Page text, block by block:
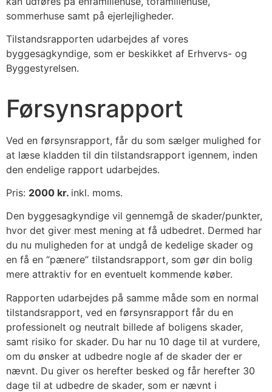
sommerhuse samt på ejerlejligheder.
Tilstandsrapporten udarbejdes af vores
byggesagkyndige, som er beskikket af Erhvervs- og
Byggestyrelsen.
Førsynsrapport
Ved en førsynsrapport, får du som sælger mulighed for
at læse kladden til din tilstandsrapport igennem, inden
den endelige rapport udarbejdes.
Pris: 2000 kr. inkl. moms.
Den byggesagkyndige vil gennemgå de skader/punkter,
hvor det giver mest mening at få udbedret. Dermed har
du nu muligheden for at undgå de kedelige skader og
en få en “pænere” tilstandsrapport, som gør din bolig
mere attraktiv for en eventuelt kommende køber.
Rapporten udarbejdes på samme måde som en normal
tilstandsrapport, ved en førsynsrapport får du en
professionelt og neutralt billede af boligens skader,
samt risiko for skader. Du har nu 10 dage til at vurdere,
om du ønsker at udbedre nogle af de skader der er
nævnt. Du giver os herefter besked og får herefter 30
dage til at udbedre de skader, som er nævnt i